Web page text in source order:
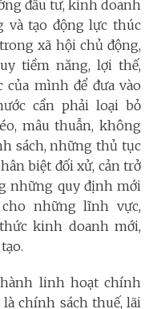
đầu tư, kinh doanh
và tạo động lực thúc
xã hội chủ động,
tiềm năng, lợi thế,
mình để đưa vào
cần phải loại bỏ
mâu thuẫn, không
sách, những thủ tục
biệt đối xử, cản trở
những quy định mới
những lĩnh vực,
kinh doanh mới,
linh hoạt chính
chính sách thuế, lãi